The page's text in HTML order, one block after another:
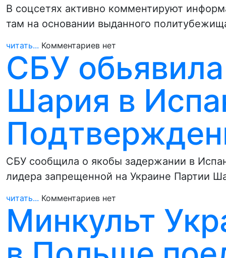
В соцсетях активно комментируют
там на основании выданного
читать... Комментариев нет
СБУ
Шария в
СБУ сообщила о якобы задержании в
лидера запрещенной на Украине Партии
читать... Комментариев нет
Минкульт